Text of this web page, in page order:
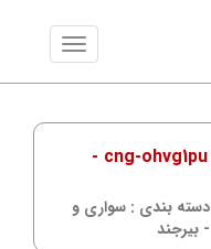
فروش دولتی آریسان تیپ cng-ohvg1pu -
دسته بندی : سواری و
- بیرجند